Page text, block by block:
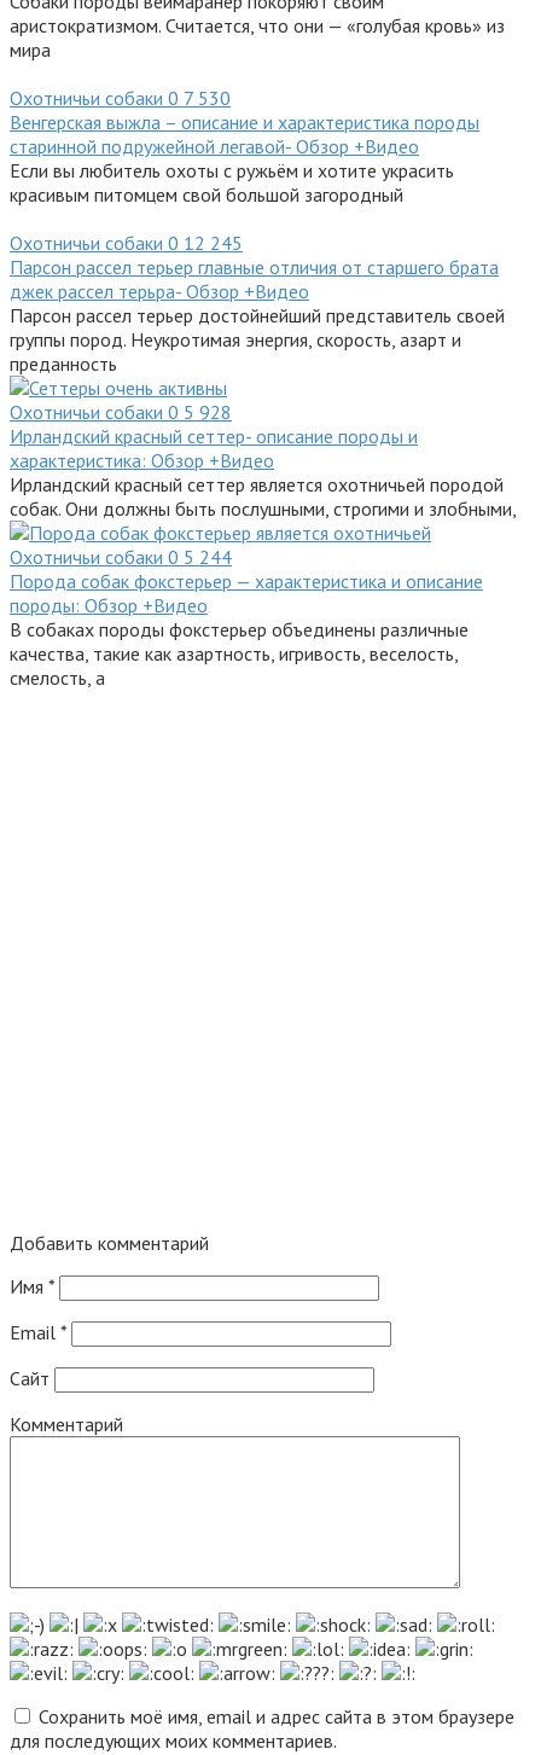
аристократизмом. Считается, что они — «голубая кровь» из
мира
Охотничьи собаки 0 7 530
Венгерская выжла – описание и характеристика породы
старинной подружейной легавой- Обзор +Видео
Если вы любитель охоты с ружьём и хотите украсить
красивым питомцем свой большой загородный
Охотничьи собаки 0 12 245
Парсон рассел терьер главные отличия от старшего брата
джек рассел терьра- Обзор +Видео
Парсон рассел терьер достойнейший представитель своей
группы пород. Неукротимая энергия, скорость, азарт и
преданность
Охотничьи собаки 0 5 928
Ирландский красный сеттер- описание породы и
характеристика: Обзор +Видео
Ирландский красный сеттер является охотничьей породой
собак. Они должны быть послушными, строгими и злобными,
Охотничьи собаки 0 5 244
Порода собак фокстерьер — характеристика и описание
породы: Обзор +Видео
В собаках породы фокстерьер объединены различные
качества, такие как азартность, игривость, веселость,
смелость, а
Добавить комментарий
Имя *
Email *
Сайт
Комментарий
Сохранить моё имя, email и адрес сайта в этом браузере
для последующих моих комментариев.